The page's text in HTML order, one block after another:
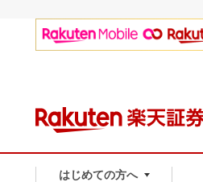
はじめての方へ